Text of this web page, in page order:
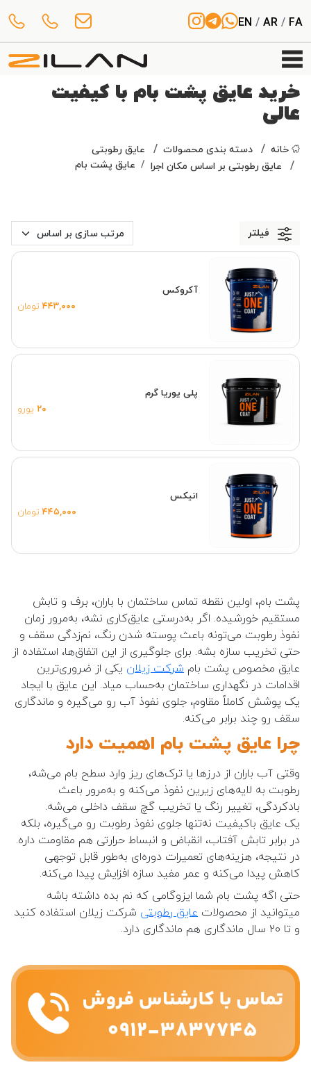
EN /AR/ FA
خرید عایق پشت بام با کیفیت
عالی
خانه دسته بندی محصولات
عایق رطوبتی
عایق رطوبتی بر اساس مکان اجرا
عایق پشت بام
آکروکس
۴۴۳,۰۰۰ تومان
پلی یوریا گرم
۲۰ یورو
انیکس
۴۴۵,۰۰۰ تومان
پشت بام، اولین نقطه تماس ساختمان با باران، برف و تابش
مستقیم خورشیده. اگر به‌درستی عایق‌کاری نشه، به‌مرور زمان
نفوذ رطوبت می‌تونه باعث پوسته شدن رنگ، نم‌زدگی سقف و
حتی تخریب سازه بشه. برای جلوگیری از این اتفاق‌ها، استفاده از
عایق مخصوص پشت بام شرکت زیلان یکی از ضروری‌ترین
اقدامات در نگهداری ساختمان به‌حساب میاد. این عایق با ایجاد
یک پوشش کاملاً مقاوم، جلوی نفوذ آب رو می‌گیره و ماندگاری
سقف رو چند برابر می‌کنه.
چرا عایق پشت بام اهمیت دارد
وقتی آب باران از درزها یا ترک‌های ریز وارد سطح بام می‌شه،
رطوبت به لایه‌های زیرین نفوذ می‌کنه و به‌مرور باعث
بادکردگی، تغییر رنگ یا تخریب گچ سقف داخلی می‌شه.
یک عایق باکیفیت نه‌تنها جلوی نفوذ رطوبت رو می‌گیره، بلکه
در برابر تابش آفتاب، انقباض و انبساط حرارتی هم مقاومت داره.
در نتیجه، هزینه‌های تعمیرات دوره‌ای به‌طور قابل توجهی
کاهش پیدا می‌کنه و عمر مفید سازه افزایش پیدا می‌کنه.
حتی اگه پشت بام شما ایزوگامی که نم بده داشته باشه
میتوانید از محصولات عایق رطوبتی شرکت زیلان استفاده کنید
و تا ۲۰ سال ماندگاری هم ماندگاری دارد.